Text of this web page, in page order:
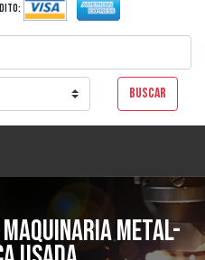
Buscar
maquinaria metal-